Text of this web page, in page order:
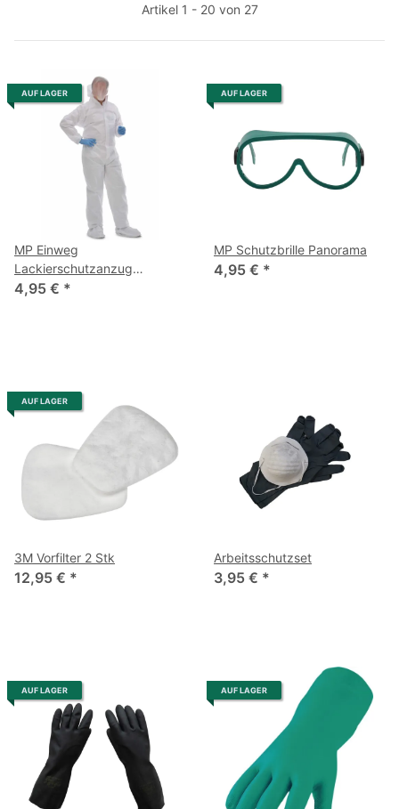
Artikel 1 - 20 von 27
AUF LAGER
MP Einweg
Lackierschutzanzug
"SaveTex"
4,95 € *
AUF LAGER
MP Schutzbrille Panorama
4,95 € *
AUF LAGER
3M Vorfilter 2 Stk
12,95 € *
Arbeitsschutzset
3,95 € *
AUF LAGER AUF LAGER